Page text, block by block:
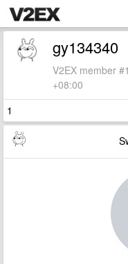
gy134340
V2EX member
+08:00
1